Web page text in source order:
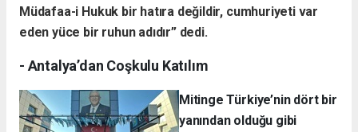
Müdafaa-i Hukuk bir hatıra değildir, cumhuriyeti var
eden yüce bir ruhun adıdır” dedi.
- Antalya’dan Coşkulu Katılım
Mitinge Türkiye’nin dört bir
yanından olduğu gibi